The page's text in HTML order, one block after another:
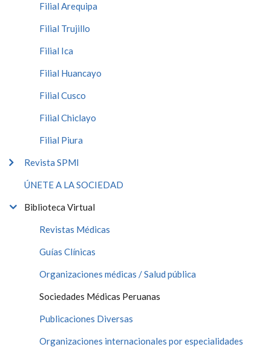
Filial Arequipa
Filial Trujillo
Filial Ica
Filial Huancayo
Filial Cusco
Filial Chiclayo
Filial Piura
Revista SPMI
ÚNETE A LA SOCIEDAD
Biblioteca Virtual
Revistas Médicas
Guías Clínicas
Organizaciones médicas / Salud pública
Sociedades Médicas Peruanas
Publicaciones Diversas
Organizaciones internacionales por especialidades